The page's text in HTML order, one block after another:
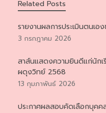
Related Posts
รายงานผลการประเมินตนเ
3 กรกฎาคม 2026
สาส์นแสดงความยินดีแก่นักเ
ผดุงวิทย์ 2568
13 กุมภาพันธ์ 2026
ประกาศผลสอบคัดเลือกบุคค